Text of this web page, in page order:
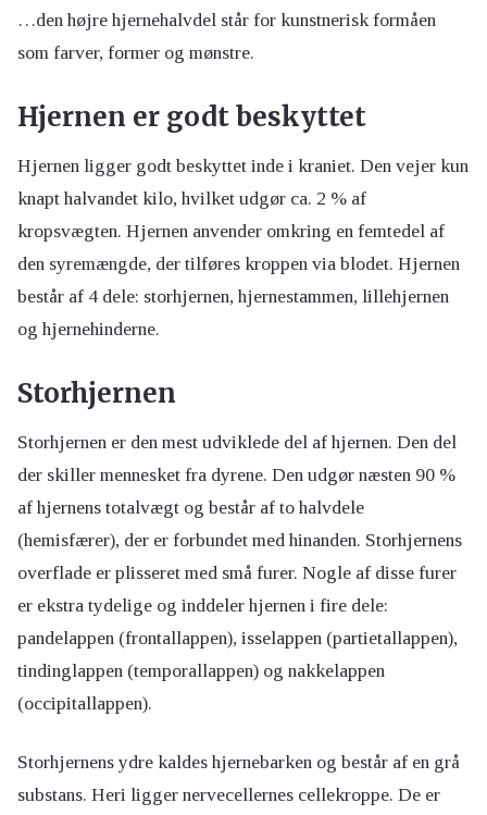
…den højre hjernehalvdel står for kunstnerisk formåen
som farver, former og mønstre.
Hjernen er godt beskyttet
Hjernen ligger godt beskyttet inde i kraniet. Den vejer kun
knapt halvandet kilo, hvilket udgør ca. 2 % af
kropsvægten. Hjernen anvender omkring en femtedel af
den syremængde, der tilføres kroppen via blodet. Hjernen
består af 4 dele: storhjernen, hjernestammen, lillehjernen
og hjernehinderne.
Storhjernen
Storhjernen er den mest udviklede del af hjernen. Den del
der skiller mennesket fra dyrene. Den udgør næsten 90 %
af hjernens totalvægt og består af to halvdele
(hemisfærer), der er forbundet med hinanden. Storhjernens
overflade er plisseret med små furer. Nogle af disse furer
er ekstra tydelige og inddeler hjernen i fire dele:
pandelappen (frontallappen), isselappen (partietallappen),
tindinglappen (temporallappen) og nakkelappen
(occipitallappen).
Storhjernens ydre kaldes hjernebarken og består af en grå
substans. Heri ligger nervecellernes cellekroppe. De er